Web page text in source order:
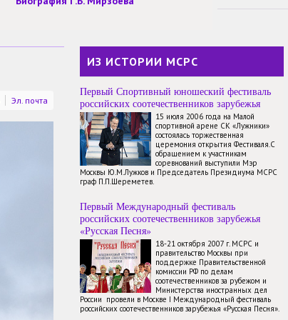
Эл. почта
ИЗ ИСТОРИИ МСРС
Первый Спортивный юношеский фестиваль
российских соотечественников зарубежья
15 июля 2006 года на Малой
спортивной арене СК «Лужники»
состоялась торжественная
церемония открытия Фестиваля.С
обращением к участникам
соревнований выступили Мэр
Москвы Ю.М.Лужков и Председатель Президиума МСРС
граф П.П.Шереметев.
Первый Международный фестиваль
российских соотечественников зарубежья
«Русская Песня»
18-21 октября 2007 г. МСРС и
правительство Москвы при
поддержке Правительственной
комиссии РФ по делам
соотечественников за рубежом и
Министерства иностранных дел
России провели в Москве I Международный фестиваль
российских соотечественников зарубежья «Русская Песня».